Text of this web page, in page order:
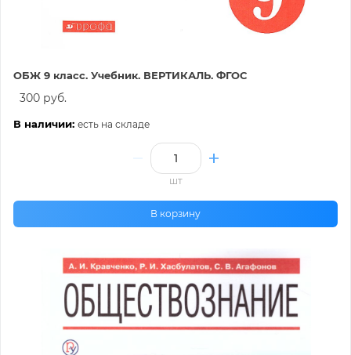
ОБЖ 9 класс. Учебник. ВЕРТИКАЛЬ. ФГОС
300 руб.
В наличии: есть на складе
шт
В корзину